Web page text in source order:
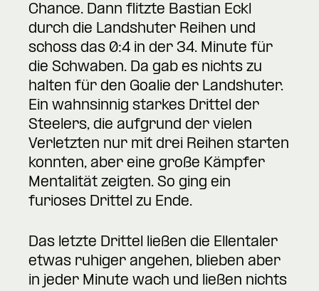
Chance. Dann flitzte Bastian Eckl
durch die Landshuter Reihen und
schoss das 0:4 in der 34. Minute für
die Schwaben. Da gab es nichts zu
halten für den Goalie der Landshuter.
Ein wahnsinnig starkes Drittel der
Steelers, die aufgrund der vielen
Verletzten nur mit drei Reihen starten
konnten, aber eine große Kämpfer
Mentalität zeigten. So ging ein
furioses Drittel zu Ende.
Das letzte Drittel ließen die Ellentaler
etwas ruhiger angehen, blieben aber
in jeder Minute wach und ließen nichts